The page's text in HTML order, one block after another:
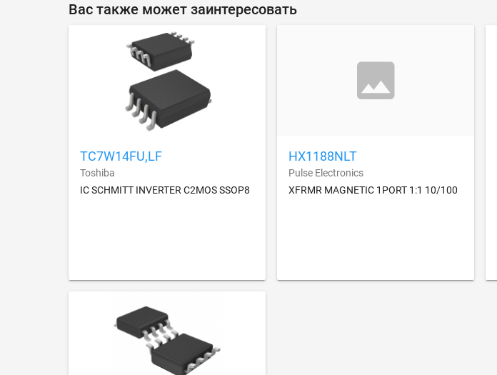
Вас также может заинтересовать
TC7W14FU,LF
Toshiba
IC SCHMITT INVERTER C2MOS SSOP8
HX1188NLT
Pulse Electronics
XFRMR MAGNETIC 1PORT 1:1 10/100